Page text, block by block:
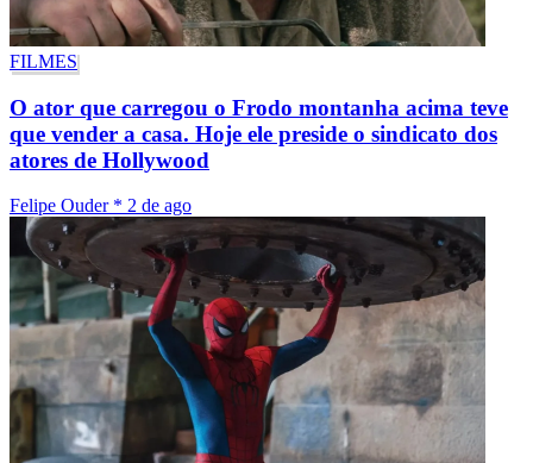
FILMES
O ator que carregou o Frodo montanha acima teve
que vender a casa. Hoje ele preside o sindicato dos
atores de Hollywood
Felipe Ouder * 2 de ago